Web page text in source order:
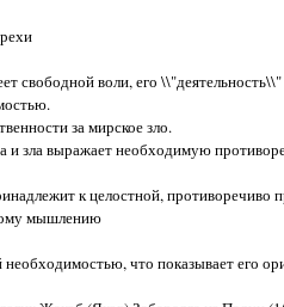
свободной воли, его
за мирское зло.
и зла выражает необходимую
к целостной, противоречиво
мышлению
что показывает его